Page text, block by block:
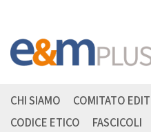
CHI SIAMO COMITATO
CODICE ETICO
FASCICOLI